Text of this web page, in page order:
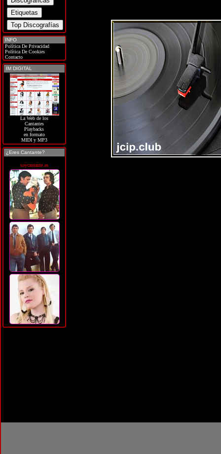
INFO
Política De Privacidad
Política De Cookies
Contacto
IM DIGITAL
La Web de los
Cantantes
Playbacks
en formato
MIDI y MP3
¿Eres Cantante?
soycantante.es